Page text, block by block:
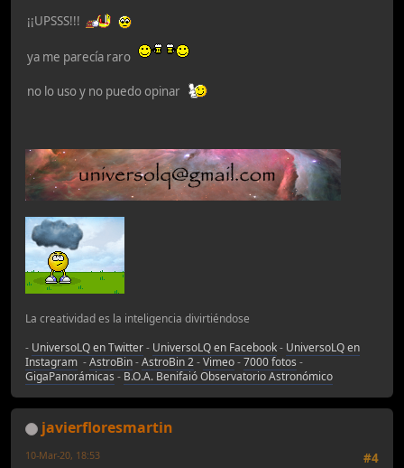
¡¡UPSSS!!!
ya me parecía raro
no lo uso y no puedo opinar
La creatividad es la inteligencia divirtiéndose
- UniversoLQ en Twitter- UniversoLQ en Facebook- UniversoLQ en
Instagram -AstroBin-AstroBin 2-Vimeo-7000 fotos -
GigaPanorámicas - B.O.A. Benifaió Observatorio Astronómico
javierfloresmartin
#4
10-Mar-20, 18:53